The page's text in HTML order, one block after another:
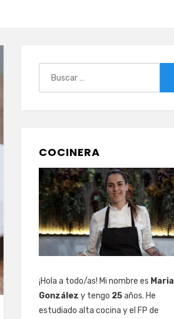
COCINERA
¡Hola a todo/as! Mi nombre es Maria
González y tengo 25años. He
estudiado alta cocina y el FP de